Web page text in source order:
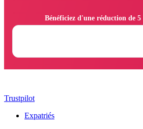
Trustpilot
Expatriés